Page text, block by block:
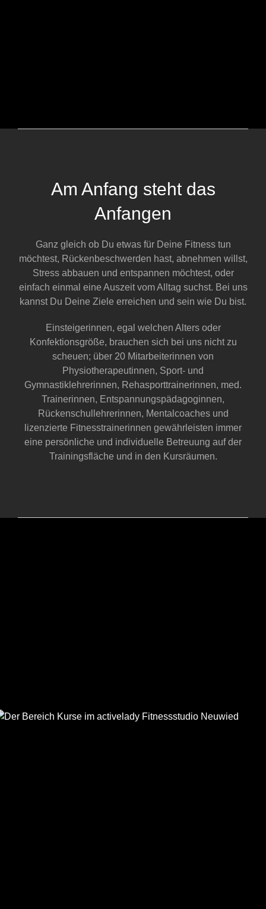
Am Anfang steht das
Anfangen
Ganz gleich ob Du etwas für Deine Fitness tun
möchtest, Rückenbeschwerden hast, abnehmen willst,
Stress abbauen und entspannen möchtest, oder
einfach einmal eine Auszeit vom Alltag suchst. Bei uns
kannst Du Deine Ziele erreichen und sein wie Du bist.
Einsteigerinnen, egal welchen Alters oder
Konfektionsgröße, brauchen sich bei uns nicht zu
scheuen; über 20 Mitarbeiterinnen von
Physiotherapeutinnen, Sport- und
Gymnastiklehrerinnen, Rehasporttrainerinnen, med.
Trainerinnen, Entspannungspädagoginnen,
Rückenschullehrerinnen, Mentalcoaches und
lizenzierte Fitnesstrainerinnen gewährleisten immer
eine persönliche und individuelle Betreuung auf der
Trainingsfläche und in den Kursräumen.